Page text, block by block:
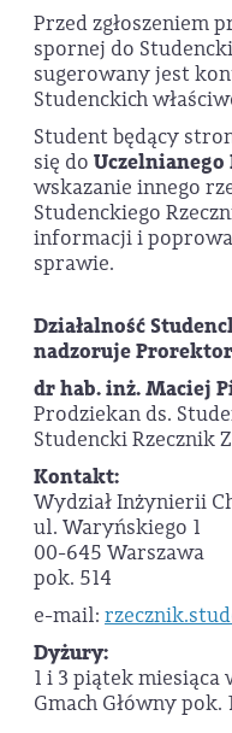
Przed zgłoszeniem
spornej do
sugerowany jest
Studenckich
Student będący
się do Uczelnianego
wskazanie innego
Studenckiego
informacji i
sprawie.
Działalność
nadzoruje
dr hab. inż. Maciej
Prodziekan ds.
Studencki Rzecznik
Kontakt:
Wydział Inżynierii
ul. Waryńskiego 1
00-645 Warszawa
pok. 514
e-mail:
Dyżury:
1 i 3 piątek miesiąca
Gmach Główny pok.